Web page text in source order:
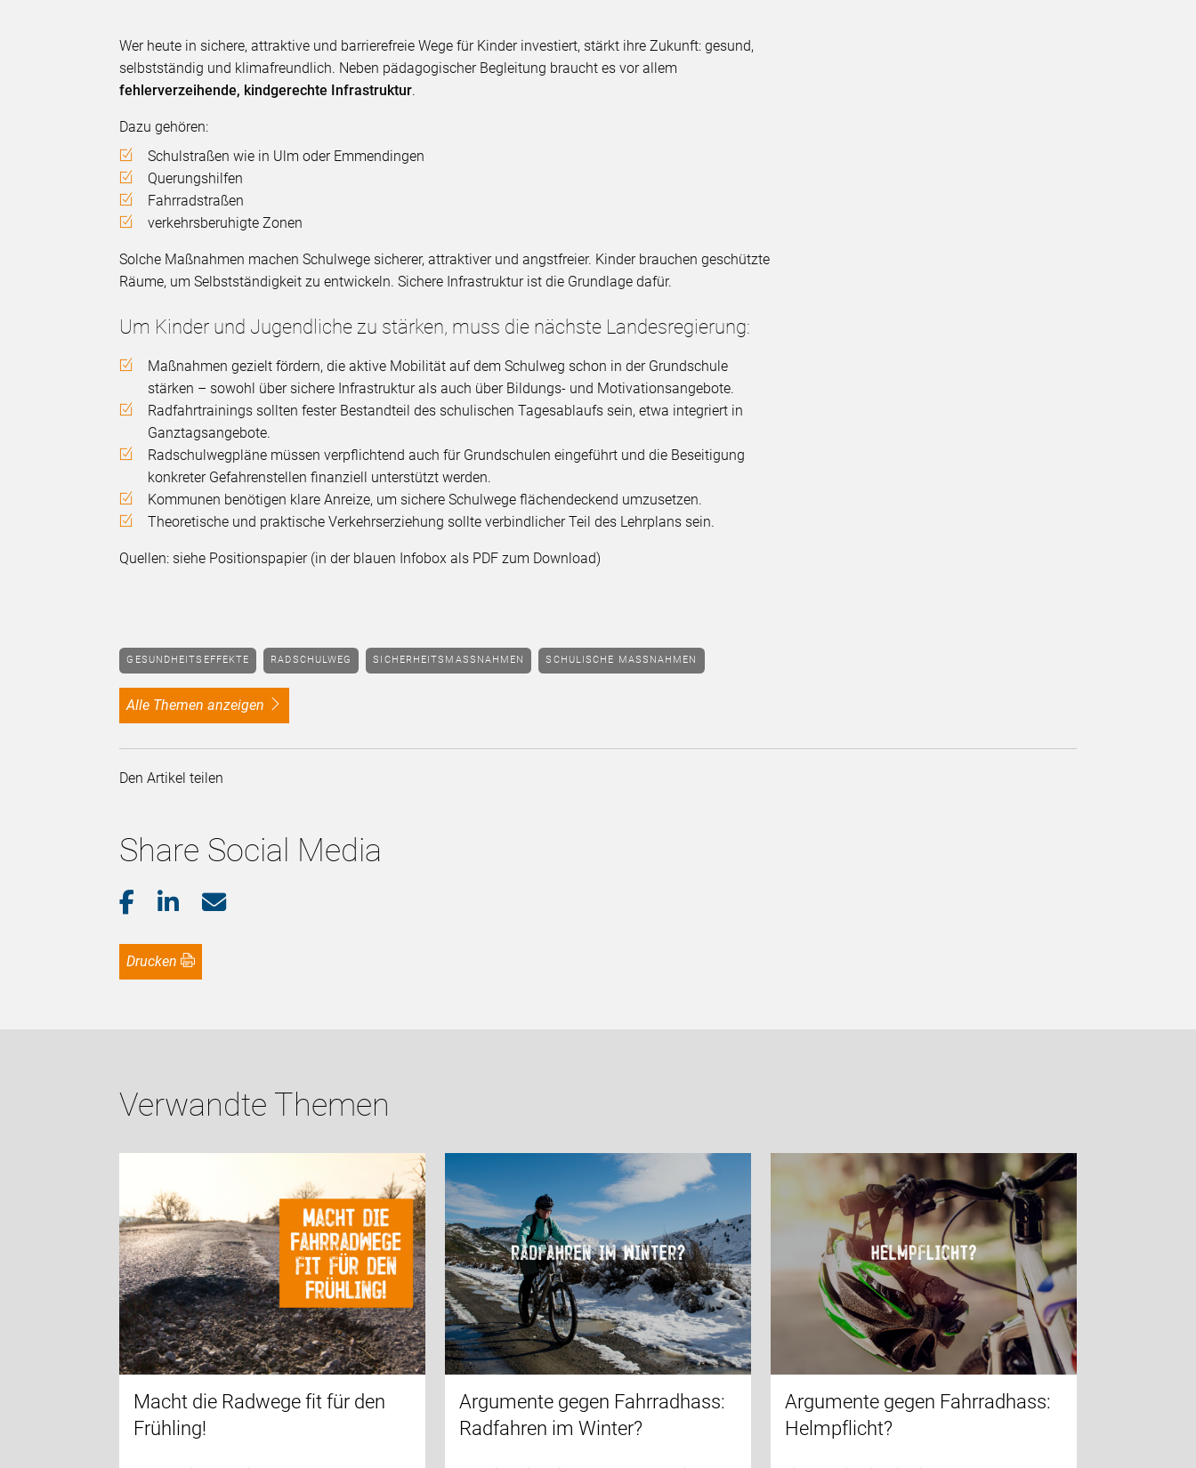
Wer heute in sichere, attraktive und barrierefreie Wege für Kinder investiert, stärkt ihre Zukunft: gesund,
selbstständig und klimafreundlich. Neben pädagogischer Begleitung braucht es vor allem
fehlerverzeihende, kindgerechte Infrastruktur.
Dazu gehören:
Schulstraßen wie in Ulm oder Emmendingen
Querungshilfen
Fahrradstraßen
verkehrsberuhigte Zonen
Solche Maßnahmen machen Schulwege sicherer, attraktiver und angstfreier. Kinder brauchen geschützte
Räume, um Selbstständigkeit zu entwickeln. Sichere Infrastruktur ist die Grundlage dafür.
Um Kinder und Jugendliche zu stärken, muss die nächste Landesregierung:
Maßnahmen gezielt fördern, die aktive Mobilität auf dem Schulweg schon in der Grundschule
stärken – sowohl über sichere Infrastruktur als auch über Bildungs- und Motivationsangebote.
Radfahrtrainings sollten fester Bestandteil des schulischen Tagesablaufs sein, etwa integriert in
Ganztagsangebote.
Radschulwegpläne müssen verpflichtend auch für Grundschulen eingeführt und die Beseitigung
konkreter Gefahrenstellen finanziell unterstützt werden.
Kommunen benötigen klare Anreize, um sichere Schulwege flächendeckend umzusetzen.
Theoretische und praktische Verkehrserziehung sollte verbindlicher Teil des Lehrplans sein.
Quellen: siehe Positionspapier (in der blauen Infobox als PDF zum Download)
GESUNDHEITSEFFEKTE RADSCHULWEG SICHERHEITSMASSNAHMEN SCHULISCHE MASSNAHMEN
alle Themen anzeigen
Den Artikel teilen
Share Social Media
Drucken
Verwandte Themen
Macht die Radwege fit für den
Frühling!
Argumente gegen Fahrradhass:
Radfahren im Winter?
Argumente gegen Fahrradhass:
Helmpflicht?